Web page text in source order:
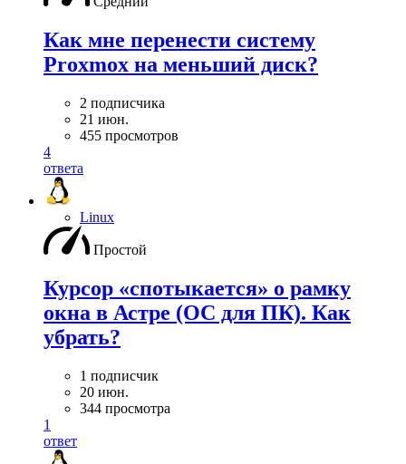
Как мне перенести систему
Proxmox на меньший диск?
2 подписчика
21 июн.
455 просмотров
4
ответа
Linux
Простой
Курсор «спотыкается» о рамку
окна в Астре (ОС для ПК). Как
убрать?
1 подписчик
20 июн.
344 просмотра
1
ответ